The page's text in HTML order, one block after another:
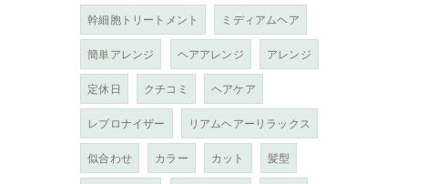
幹細胞トリートメント ミディアムヘア
簡単アレンジ ヘアアレンジ アレンジ
定休日 クチコミ ヘアケア
レプロナイザー リアムヘアーリラックス
似合わせ カラー カット 髪型